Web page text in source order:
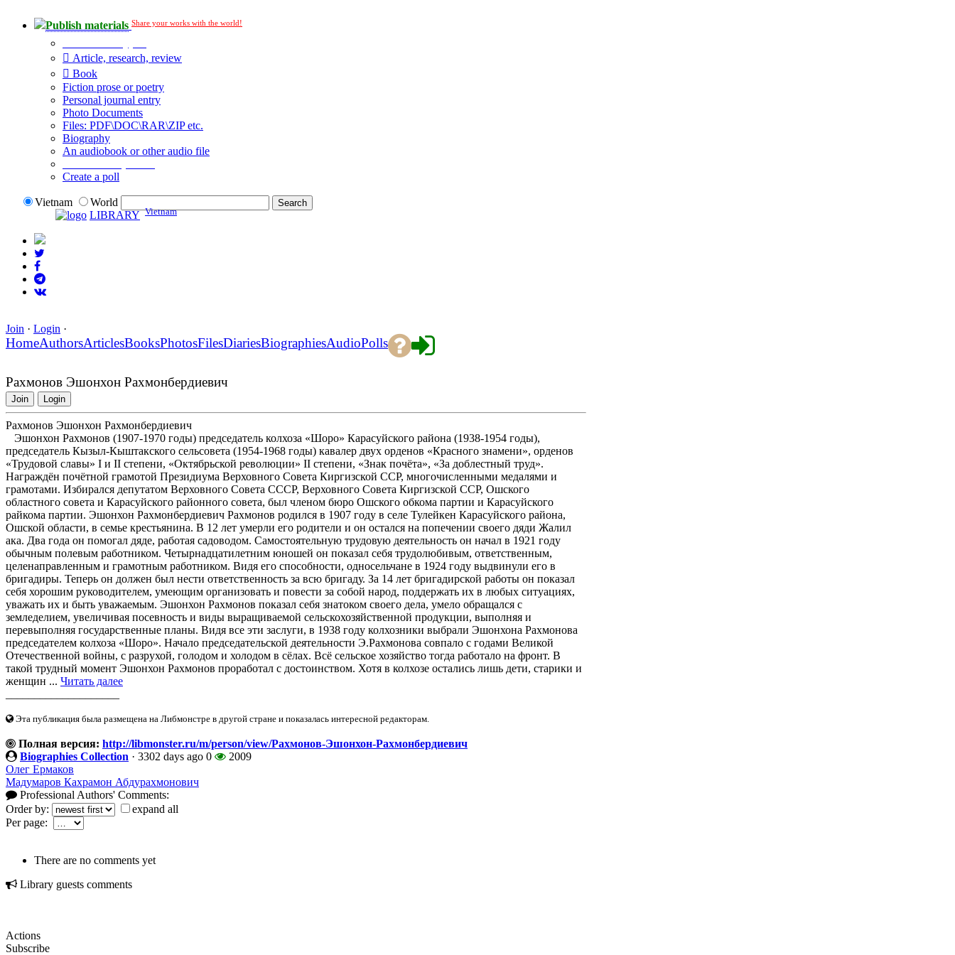
Publish materials Share your works with the world!
Article, research, review
Book
Fiction prose or poetry
Personal journal entry
Photo Documents
Files: PDF\DOC\RAR\ZIP etc.
Biography
An audiobook or other audio file
Create a poll
Vietnam
World
LIBRARY Vietnam
Join · Login ·
HomeAuthorsArticlesBooksPhotosFilesDiariesBiographiesAudioPolls
Рахмонов Эшонхон Рахмонбердиевич
Join Login
Рахмонов Эшонхон Рахмонбердиевич
Эшонхон Рахмонов (1907-1970 годы) председатель колхоза «Шоро» Карасуйского района (1938-1954 годы),
председатель Кызыл-Кыштакского сельсовета (1954-1968 годы) кавалер двух орденов «Красного знамени», орденов
«Трудовой славы» I и II степени, «Октябрьской революции» II степени, «Знак почёта», «За доблестный труд».
Награждён почётной грамотой Президиума Верховного Совета Киргизской ССР, многочисленными медалями и
грамотами. Избирался депутатом Верховного Совета СССР, Верховного Совета Киргизской ССР, Ошского
областного совета и Карасуйского районного совета, был членом бюро Ошского обкома партии и Карасуйского
райкома партии. Эшонхон Рахмонбердиевич Рахмонов родился в 1907 году в селе Тулейкен Карасуйского района,
Ошской области, в семье крестьянина. В 12 лет умерли его родители и он остался на попечении своего дяди Жалил
ака. Два года он помогал дяде, работая садоводом. Самостоятельную трудовую деятельность он начал в 1921 году
обычным полевым работником. Четырнадцатилетним юношей он показал себя трудолюбивым, ответственным,
целенаправленным и грамотным работником. Видя его способности, односельчане в 1924 году выдвинули его в
бригадиры. Теперь он должен был нести ответственность за всю бригаду. За 14 лет бригадирской работы он показал
себя хорошим руководителем, умеющим организовать и повести за собой народ, поддержать их в любых ситуациях,
уважать их и быть уважаемым. Эшонхон Рахмонов показал себя знатоком своего дела, умело обращался с
земледелием, увеличивая посевность и виды выращиваемой сельскохозяйственной продукции, выполняя и
перевыполняя государственные планы. Видя все эти заслуги, в 1938 году колхозники выбрали Эшонхона Рахмонова
председателем колхоза «Шоро». Начало председательской деятельности Э.Рахмонова совпало с годами Великой
Отечественной войны, с разрухой, голодом и холодом в сёлах. Всё сельское хозяйство тогда работало на фронт. В
такой трудный момент Эшонхон Рахмонов проработал с достоинством. Хотя в колхозе остались лишь дети, старики и
женщин ... Читать далее
Эта публикация была размещена на Либмонстре в другой стране и показалась интересной редакторам.
Полная версия: http://libmonster.ru/m/person/view/Рахмонов-Эшонхон-Рахмонбердиевич
Biographies Collection · 3302 days ago 0
2009
Олег Ермаков
Мадумаров Кахрамон Абдурахмонович
Professional Authors' Comments:
Order by:
expand all
Per page:
There are no comments yet
Library guests comments
Actions
Subscribe